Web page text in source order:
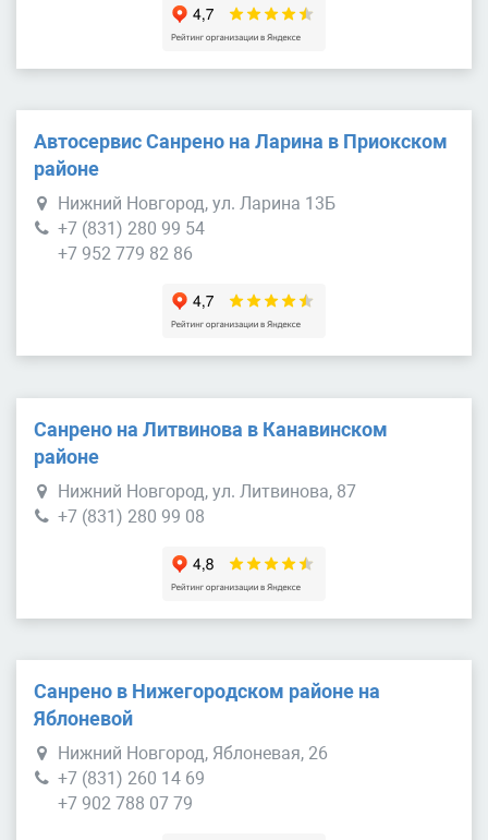
Автосервис Санрено на Ларина в Приокском
районе
Нижний Новгород, ул. Ларина 13Б
+7 (831) 280 99 54
+7 952 779 82 86
Санрено на Литвинова в Канавинском
районе
Нижний Новгород, ул. Литвинова, 87
+7 (831) 280 99 08
Санрено в Нижегородском районе на
Яблоневой
Нижний Новгород, Яблоневая, 26
+7 (831) 260 14 69
+7 902 788 07 79